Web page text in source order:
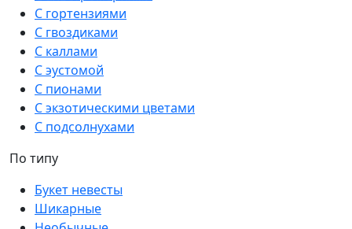
С гортензиями
С гвоздиками
С каллами
С эустомой
С пионами
С экзотическими цветами
С подсолнухами
По типу
Букет невесты
Шикарные